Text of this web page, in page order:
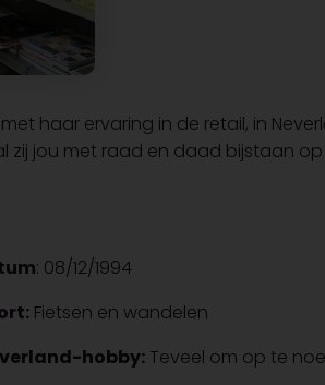
met haar ervaring in de retail, in
zij jou met raad en daad bijstaan
: 08/12/1994
Fietsen en wandelen
hobby: Teveel om op te